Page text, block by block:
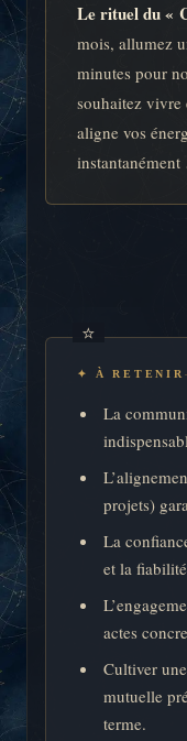
Le rituel du «
mois, allumez
minutes pour
souhaitez vivre
aligne vos
instantanément
✦ À RETENIR
La
projets)
La
et la
actes
Cultiver
mutuelle
terme.